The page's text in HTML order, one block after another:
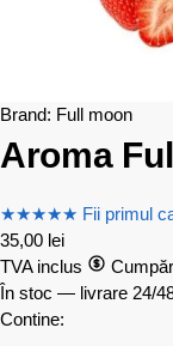
Brand: Full moon
Aroma
★★★★★ Fii primul
35,00 lei
TVA inclus
În stoc — livrare 24/
Contine: